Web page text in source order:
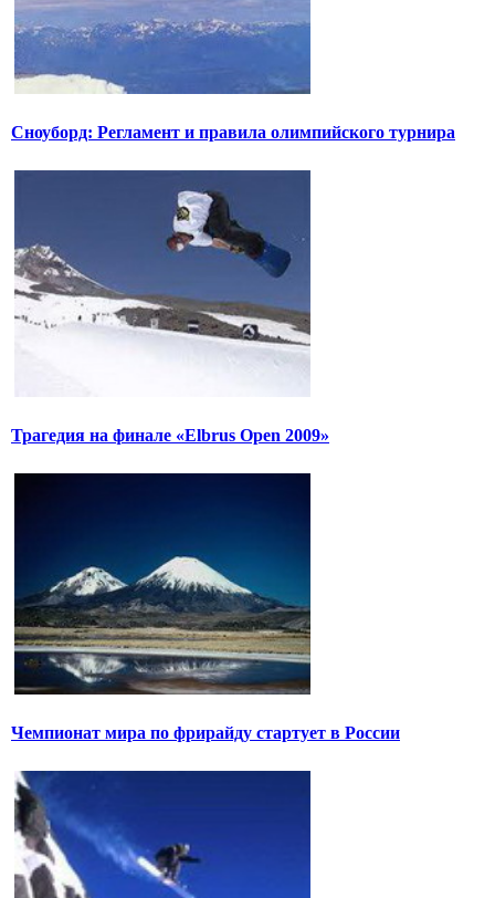
Сноуборд: Регламент и правила олимпийского турнира
Трагедия на финале «Elbrus Open 2009»
Чемпионат мира по фрирайду стартует в России